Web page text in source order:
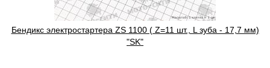
Бендикс электростартера ZS 1100 ( Z=11 шт., L зуба - 17,7 мм)
"SK"